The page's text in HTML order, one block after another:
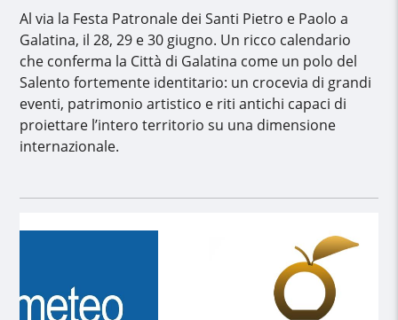
Al via la Festa Patronale dei Santi Pietro e Paolo a
Galatina, il 28, 29 e 30 giugno. Un ricco calendario
che conferma la Città di Galatina come un polo del
Salento fortemente identitario: un crocevia di grandi
eventi, patrimonio artistico e riti antichi capaci di
proiettare l’intero territorio su una dimensione
internazionale.